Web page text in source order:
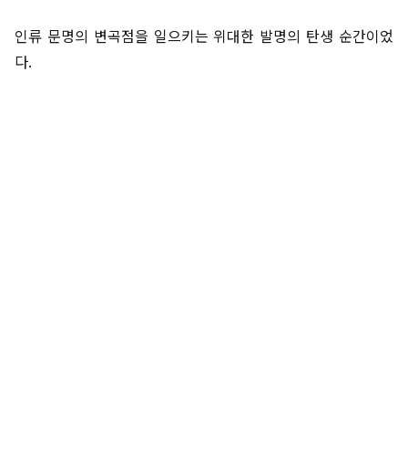
인류 문명의 변곡점을 일으키는 위대한 발명의 탄생 순간이었
다.